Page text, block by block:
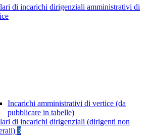
di incarichi dirigenziali amministrativi di
Incarichi amministrativi di vertice (da
pubblicare in tabelle)
di incarichi dirigenziali (dirigenti non
3